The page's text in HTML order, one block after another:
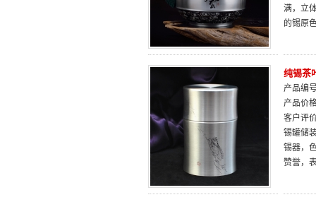
满，立
的锡原
纯锡茶
产品编
产品价
客户评
锡罐储
锡器，
赞誉，